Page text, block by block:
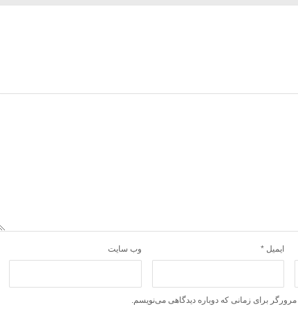
ایمیل * وب‌ سایت
برای زمانی که دوباره دیدگاهی می‌نویسم.